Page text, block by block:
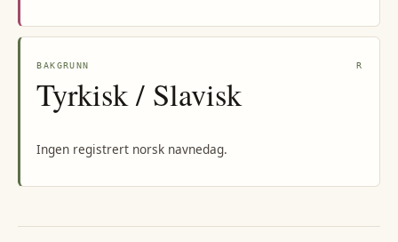
BAKGRUNN R
Tyrkisk / Slavisk
Ingen registrert norsk navnedag.